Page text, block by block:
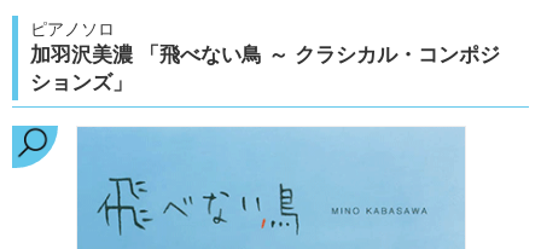
ピアノソロ
加羽沢美濃 「飛べない鳥 ～ クラシカル・コンポジ
ションズ」